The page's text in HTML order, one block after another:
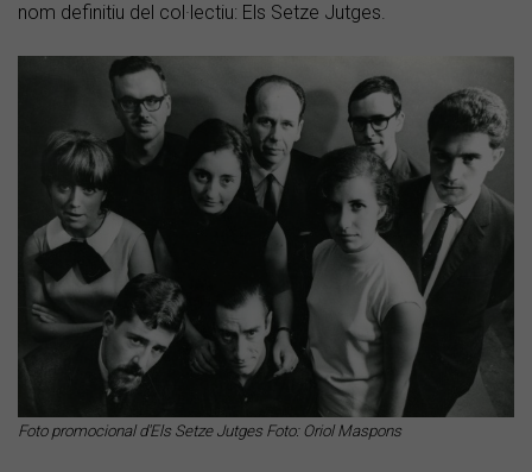
nom definitiu del col·lectiu: Els Setze Jutges.
Foto promocional d'Els Setze Jutges Foto: Oriol Maspons